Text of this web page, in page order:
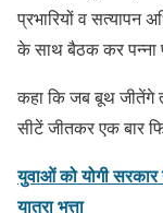
प्रभारियों व सत्यापन
के साथ बैठक कर पन्ना
कहा कि जब बूथ जीतेंगे
सीटें जीतकर एक बार
युवाओं को योगी सरकार
यात्रा भत्ता